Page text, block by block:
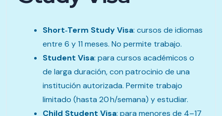
Short‑Term Study Visa: cursos de idiomas
entre 6 y 11 meses. No permite trabajo.
Student Visa: para cursos académicos o
de larga duración, con patrocinio de una
institución autorizada. Permite trabajo
limitado (hasta 20 h/semana) y estudiar.
Child Student Visa: para menores de 4–17